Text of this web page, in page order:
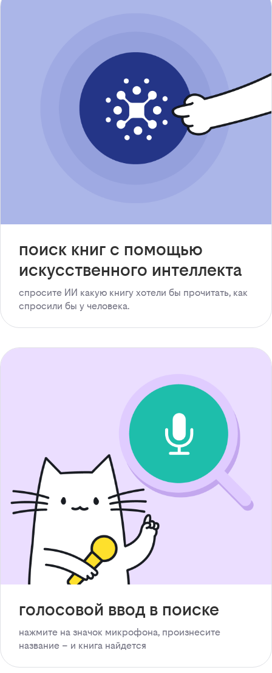
поиск книг с помощью
искусственного интеллекта
спросите ИИ какую книгу хотели бы прочитать, как
спросили бы у человека.
голосовой ввод в поиске
нажмите на значок микрофона, произнесите
название – и книга найдется